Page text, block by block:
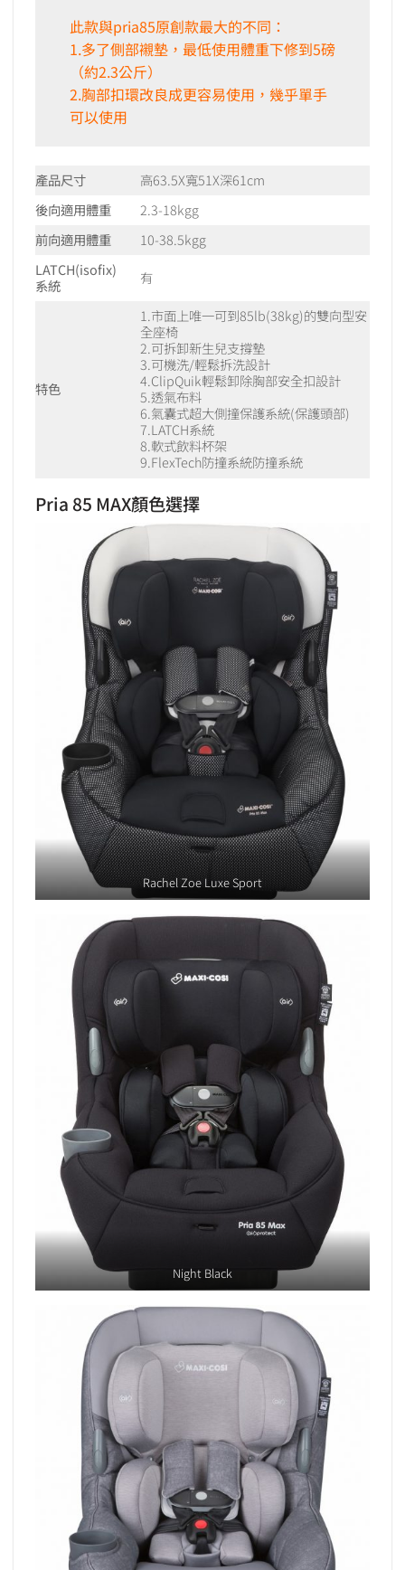
此款與pria85原創款最大的不同：
1.多了側部襯墊，最低使用體重下修到5磅
（約2.3公斤）
2.胸部扣環改良成更容易使用，幾乎單手
可以使用
產品尺寸
高63.5X寬51X深61cm
後向適用體重
2.3-18kgg
前向適用體重
10-38.5kgg
LATCH(isofix)
系統
有
特色
1.市面上唯一可到85lb(38kg)的雙向型安
全座椅
2.可拆卸新生兒支撐墊
3.可機洗/輕鬆拆洗設計
4.ClipQuik輕鬆卸除胸部安全扣設計
5.透氣布料
6.氣囊式超大側撞保護系統(保護頭部)
7.LATCH系統
8.軟式飲料杯架
9.FlexTech防撞系統防撞系統
Pria 85 MAX顏色選擇
Rachel Zoe Luxe Sport
Night Black